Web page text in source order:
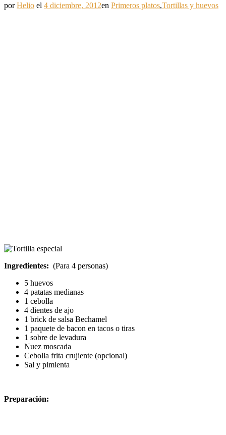
porHelio el 4 diciembre, 2012en Primeros platos,Tortillas y huevos
Ingredientes: (Para 4 personas)
5 huevos
4 patatas medianas
1 cebolla
4 dientes de ajo
1 brick de salsa Bechamel
1 paquete de bacon en tacos o tiras
1 sobre de levadura
Nuez moscada
Cebolla frita crujiente (opcional)
Sal y pimienta
Preparación: